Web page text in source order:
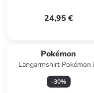
24,95 €
Pokémon
Langarmshirt Pokémon in
Blau
-30%